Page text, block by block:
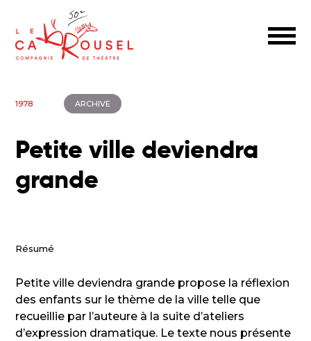
1978 ARCHIVE
Petite ville deviendra
grande
Résumé
Petite ville deviendra grande propose la réflexion
des enfants sur le thème de la ville telle que
recueillie par l’auteure à la suite d’ateliers
d’expression dramatique. Le texte nous présente